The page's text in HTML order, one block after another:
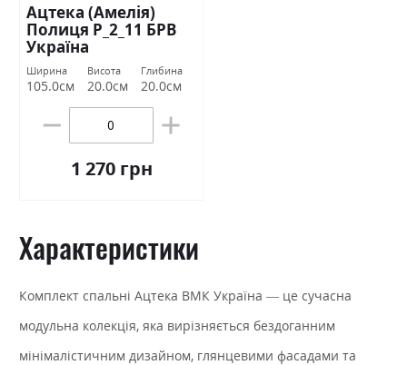
Ацтека (Амелія)
Полиця Р_2_11 БРВ
Україна
Ширина
105.0см
Висота
20.0см
Глибина
20.0см
1 270 грн
Характеристики
Комплект спальні Ацтека ВМК Україна — це сучасна
модульна колекція, яка вирізняється бездоганним
мінімалістичним дизайном, глянцевими фасадами та